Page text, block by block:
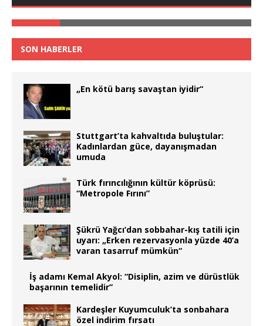
SON HABERLER
„En kötü barış savaştan iyidir“
Stuttgart’ta kahvaltıda buluştular:
Kadınlardan güce, dayanışmadan
umuda
Türk fırıncılığının kültür köprüsü:
“Metropole Fırını”
Şükrü Yağcı’dan sobbahar-kış tatili için
uyarı: „Erken rezervasyonla yüzde 40’a
varan tasarruf mümkün“
İş adamı Kemal Akyol: “Disiplin, azim ve dürüstlük
başarının temelidir”
Kardeşler Kuyumculuk’ta sonbahara
özel indirim fırsatı